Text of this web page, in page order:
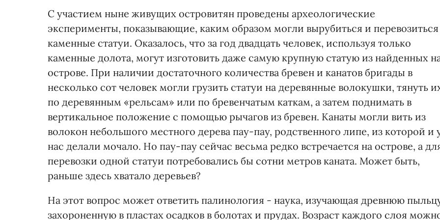
С участием ныне живущих островитян проведены археологические
эксперименты, показывающие, каким образом могли вырубиться и перевозиться
каменные статуи. Оказалось, что за год двадцать человек, используя только
каменные долота, могут изготовить даже самую крупную статую из найденных
острове. При наличии достаточного количества бревен и канатов бригады в
несколько сот человек могли грузить статуи на деревянные волокушки, тянуть
по деревянным «рельсам» или по бревенчатым каткам, а затем поднимать в
вертикальное положение с помощью рычагов из бревен. Канаты могли вить из
волокон небольшого местного дерева пау-пау, родственного липе, из которой и
нас делали мочало. Но пау-пау сейчас весьма редко встречается на острове, а
перевозки одной статуи потребовались бы сотни метров каната. Может быть,
раньше здесь хватало деревьев?
На этот вопрос может ответить палинология - наука, изучающая древнюю
захороненную в пластах осадков в болотах и прудах. Возраст каждого слоя